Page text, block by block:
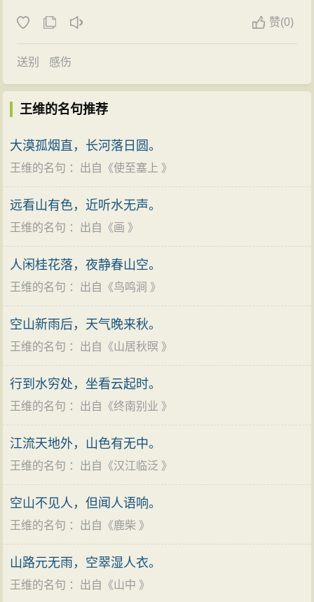
赞(0)
送别 感伤
王维的名句推荐
大漠孤烟直，长河落日圆。
王维的名句 ：出自《使至塞上 》
远看山有色，近听水无声。
王维的名句 ：出自《画 》
人闲桂花落，夜静春山空。
王维的名句 ：出自《鸟鸣涧 》
空山新雨后，天气晚来秋。
王维的名句 ：出自《山居秋暝 》
行到水穷处，坐看云起时。
王维的名句 ：出自《终南别业 》
江流天地外，山色有无中。
王维的名句 ：出自《汉江临泛 》
空山不见人，但闻人语响。
王维的名句 ：出自《鹿柴 》
山路元无雨，空翠湿人衣。
王维的名句 ：出自《山中 》